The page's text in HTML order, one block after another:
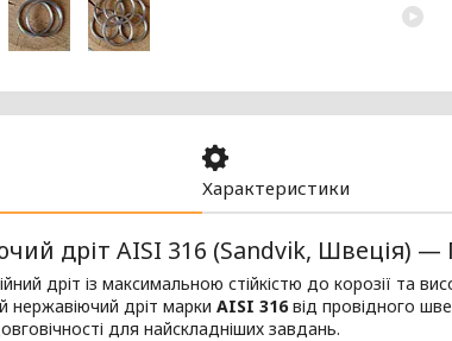
Характеристики
дріт AISI 316 (Sandvik, Швеція) —
дріт із максимальною стійкістю до корозії та
нержавіючий дріт марки AISI 316від провідного
для найскладніших завдань.